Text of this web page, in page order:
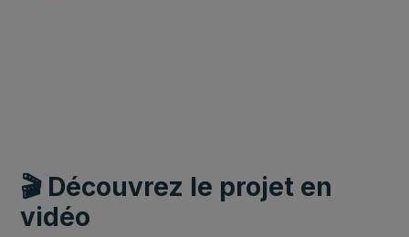
🎬 Découvrez le projet en
vidéo